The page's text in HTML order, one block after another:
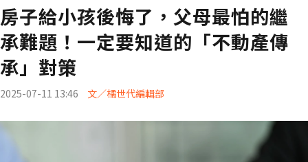
房子給小孩後悔了，父母最怕的繼
承難題！一定要知道的「不動產傳
承」對策
2025-07-11 13:46 文／橘世代編輯部